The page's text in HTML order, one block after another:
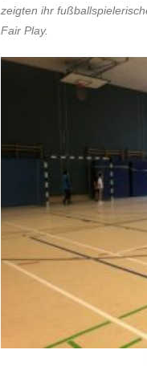
zeigten ihr
Fair Play.